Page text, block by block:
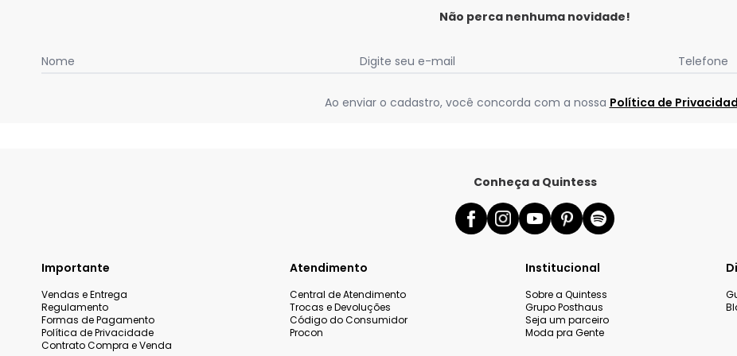
Não perca nenhuma novidade!
Nome Digite seu e-mail Telefone
Ao enviar o cadastro, você concorda com a nossa Política de
Conheça a Quintess
Importante
Vendas e Entrega
Regulamento
Formas de Pagamento
Política de Privacidade
Contrato Compra e Venda
Atendimento
Central de Atendimento
Trocas e Devoluções
Código do Consumidor
Procon
Institucional
Sobre a Quintess
Grupo Posthaus
Seja um parceiro
Moda pra Gente